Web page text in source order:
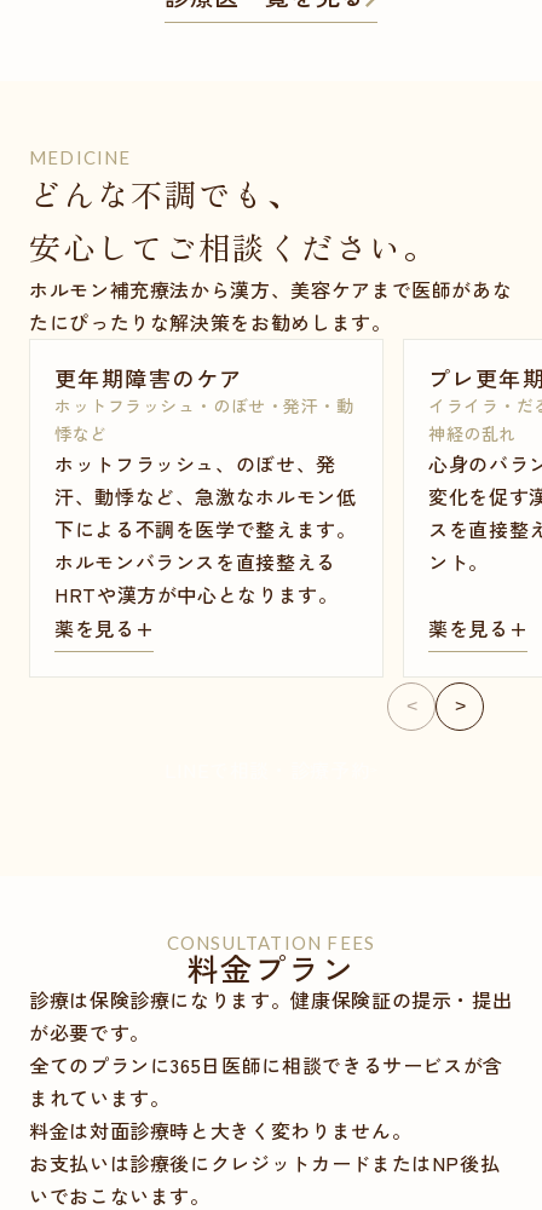
MEDICINE
どんな不調でも、
安心してご相談ください。
ホルモン補充療法から漢方、美容ケアまで医師があな
たにぴったりな解決策をお勧めします。
更年期障害のケア
ホットフラッシュ・のぼせ・発汗・動
悸など
ホットフラッシュ、のぼせ、発
汗、動悸など、急激なホルモン低
下による不調を医学で整えます。
ホルモンバランスを直接整える
HRTや漢方が中心となります。
薬を見る +
プレ更年
イライラ・だ
神経の乱れ
心身のバラ
変化を促す
スを直接整
ント。
薬を見る +
< >
CONSULTATION FEES
料金プラン
診療は保険診療になります。健康保険証の提示・提出
が必要です。
全てのプランに365日医師に相談できるサービスが含
まれています。
料金は対面診療時と大きく変わりません。
お支払いは診療後にクレジットカードまたはNP後払
いでおこないます。